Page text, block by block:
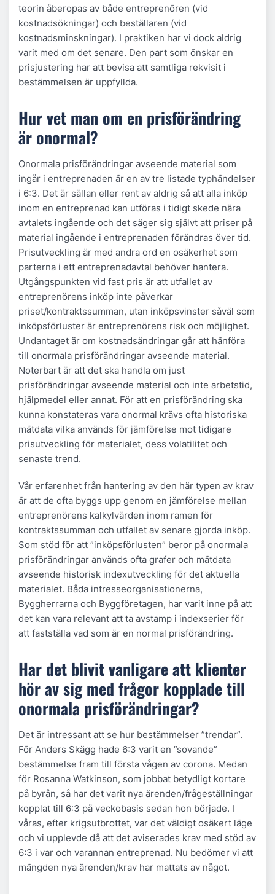
teorin åberopas av både entreprenören (vid
kostnadsökningar) och beställaren (vid
kostnadsminskningar). I praktiken har vi dock aldrig
varit med om det senare. Den part som önskar en
prisjustering har att bevisa att samtliga rekvisit i
bestämmelsen är uppfyllda.
Hur vet man om en prisförändring
är onormal?
Onormala prisförändringar avseende material som
ingår i entreprenaden är en av tre listade typhändelser
i 6:3. Det är sällan eller rent av aldrig så att alla inköp
inom en entreprenad kan utföras i tidigt skede nära
avtalets ingående och det säger sig självt att priser på
material ingående i entreprenaden förändras över tid.
Prisutveckling är med andra ord en osäkerhet som
parterna i ett entreprenadavtal behöver hantera.
Utgångspunkten vid fast pris är att utfallet av
entreprenörens inköp inte påverkar
priset/kontraktssumman, utan inköpsvinster såväl som
inköpsförluster är entreprenörens risk och möjlighet.
Undantaget är om kostnadsändringar går att hänföra
till onormala prisförändringar avseende material.
Noterbart är att det ska handla om just
prisförändringar avseende material och inte arbetstid,
hjälpmedel eller annat. För att en prisförändring ska
kunna konstateras vara onormal krävs ofta historiska
mätdata vilka används för jämförelse mot tidigare
prisutveckling för materialet, dess volatilitet och
senaste trend.
Vår erfarenhet från hantering av den här typen av krav
är att de ofta byggs upp genom en jämförelse mellan
entreprenörens kalkylvärden inom ramen för
kontraktssumman och utfallet av senare gjorda inköp.
Som stöd för att ”inköpsförlusten” beror på onormala
prisförändringar används ofta grafer och mätdata
avseende historisk indexutveckling för det aktuella
materialet. Båda intresseorganisationerna,
Byggherrarna och Byggföretagen, har varit inne på att
det kan vara relevant att ta avstamp i indexserier för
att fastställa vad som är en normal prisförändring.
Har det blivit vanligare att klienter
hör av sig med frågor kopplade till
onormala prisförändringar?
Det är intressant att se hur bestämmelser ”trendar”.
För Anders Skägg hade 6:3 varit en ”sovande”
bestämmelse fram till första vågen av corona. Medan
för Rosanna Watkinson, som jobbat betydligt kortare
på byrån, så har det varit nya ärenden/frågeställningar
kopplat till 6:3 på veckobasis sedan hon började. I
våras, efter krigsutbrottet, var det väldigt osäkert läge
och vi upplevde då att det aviserades krav med stöd av
6:3 i var och varannan entreprenad. Nu bedömer vi att
mängden nya ärenden/krav har mattats av något.